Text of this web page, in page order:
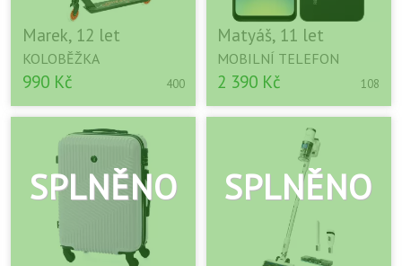
Marek, 12 let
KOLOBĚŽKA
990 Kč 400
Matyáš, 11 let
MOBILNÍ TELEFON
2 390 Kč 108